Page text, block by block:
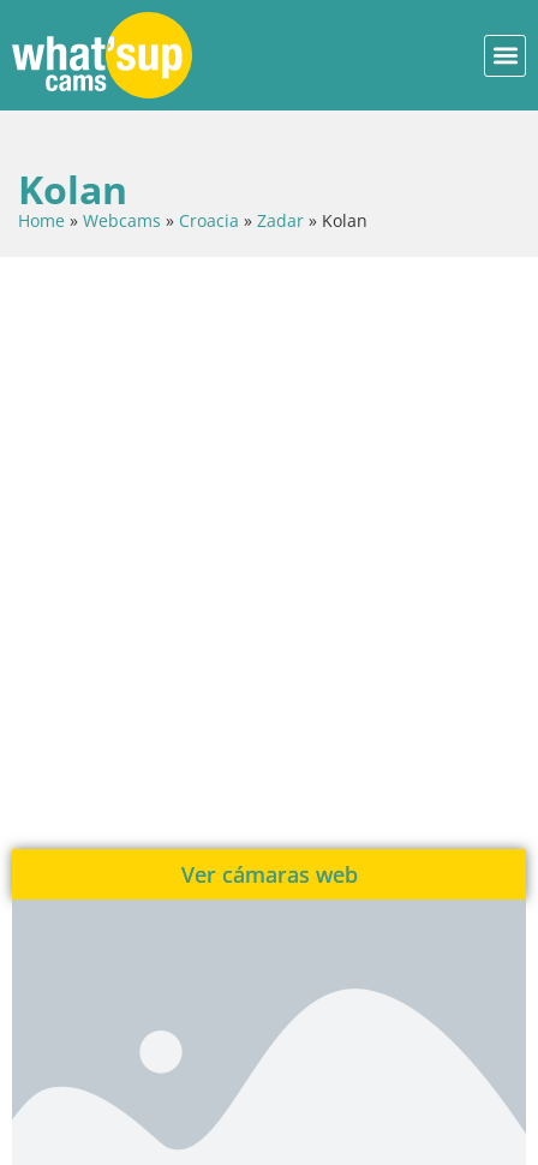
Kolan
Home » Webcams » Croacia » Zadar » Kolan
Ver cámaras web